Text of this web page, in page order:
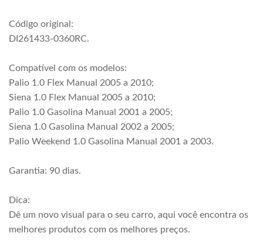
Código original:
DI261433-0360RC.
Compatível com os modelos:
Palio 1.0 Flex Manual 2005 a 2010;
Siena 1.0 Flex Manual 2005 a 2010;
Palio 1.0 Gasolina Manual 2001 a 2005;
Siena 1.0 Gasolina Manual 2002 a 2005;
Palio Weekend 1.0 Gasolina Manual 2001 a 2003.
Garantia: 90 dias.
Dica:
Dê um novo visual para o seu carro, aqui você encontra os
melhores produtos com os melhores preços.